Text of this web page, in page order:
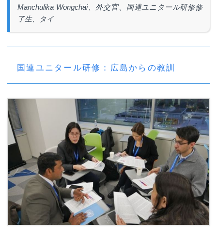
Manchulika Wongchai、外交官、国連ユニタール研修修
了生、タイ
国連ユニタール研修：広島からの教訓